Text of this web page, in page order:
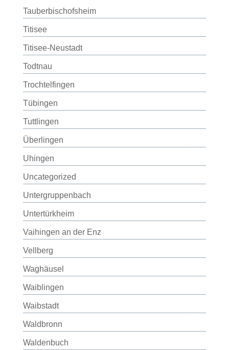
Tauberbischofsheim
Titisee
Titisee-Neustadt
Todtnau
Trochtelfingen
Tübingen
Tuttlingen
Überlingen
Uhingen
Uncategorized
Untergruppenbach
Untertürkheim
Vaihingen an der Enz
Vellberg
Waghäusel
Waiblingen
Waibstadt
Waldbronn
Waldenbuch